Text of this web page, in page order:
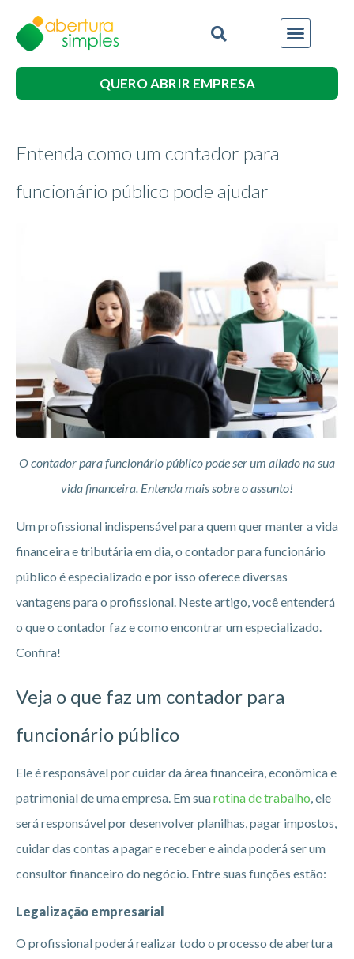
QUERO ABRIR EMPRESA
Entenda como um contador para
funcionário público pode ajudar
O contador para funcionário público pode ser um aliado na sua
vida financeira. Entenda mais sobre o assunto!
Um profissional indispensável para quem quer manter a vida
financeira e tributária em dia, o contador para funcionário
público é especializado e por isso oferece diversas
vantagens para o profissional. Neste artigo, você entenderá
o que o contador faz e como encontrar um especializado.
Confira!
Veja o que faz um contador para
funcionário público
Ele é responsável por cuidar da área financeira, econômica e
patrimonial de uma empresa. Em suarotina de trabalho, ele
será responsável por desenvolver planilhas, pagar impostos,
cuidar das contas a pagar e receber e ainda poderá ser um
consultor financeiro do negócio. Entre suas funções estão:
Legalização empresarial
O profissional poderá realizar todo o processo de abertura